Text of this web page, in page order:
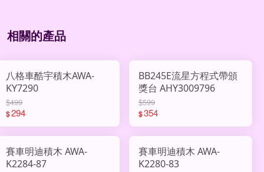
相關的產品
八格車酷宇積木AWA-
KY7290
$499
$294
BB245E流星方程式帶頒
獎台 AHY3009796
$599
$354
賽車明迪積木 AWA-
K2284-87
賽車明迪積木 AWA-
K2280-83